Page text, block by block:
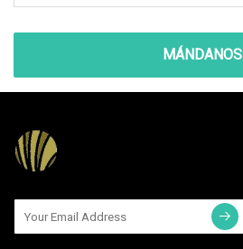
MÁNDANOS